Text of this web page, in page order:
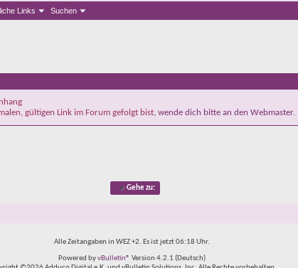
Links Suchen
gültigen Link im Forum gefolgt bist, wende dich bitte an den Webmaster.
Gehe zu:
Alle Zeitangaben in WEZ +2. Es ist jetzt06:18 Uhr.
Powered byvBulletin® Version 4.2.1 (Deutsch)